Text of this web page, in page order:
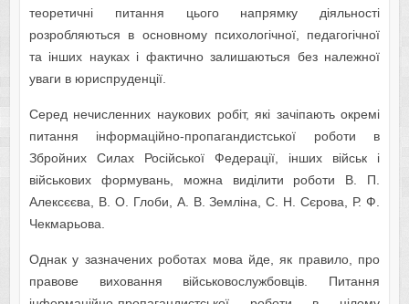
теоретичні питання цього напрямку діяльності
розробляються в основному психологічної, педагогічної
та інших науках і фактично залишаються без належної
уваги в юриспруденції.
Серед нечисленних наукових робіт, які зачіпають окремі
питання інформаційно-пропагандистської роботи в
Збройних Силах Російської Федерації, інших військ і
військових формувань, можна виділити роботи В. П.
Алексєєва, В. О. Глоби, А. В. Земліна, С. Н. Сєрова, Р. Ф.
Чекмарьова.
Однак у зазначених роботах мова йде, як правило, про
правове виховання військовослужбовців. Питання